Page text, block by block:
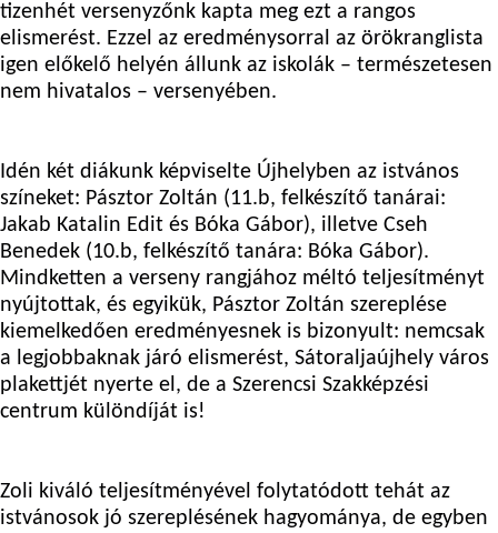
tizenhét versenyzőnk kapta meg ezt a rangos
elismerést. Ezzel az eredménysorral az örökranglista
igen előkelő helyén állunk az iskolák – természetesen
nem hivatalos – versenyében.
Idén két diákunk képviselte Újhelyben az istvános
színeket: Pásztor Zoltán (11.b, felkészítő tanárai:
Jakab Katalin Edit és Bóka Gábor), illetve Cseh
Benedek (10.b, felkészítő tanára: Bóka Gábor).
Mindketten a verseny rangjához méltó teljesítményt
nyújtottak, és egyikük, Pásztor Zoltán szereplése
kiemelkedően eredményesnek is bizonyult: nemcsak
a legjobbaknak járó elismerést, Sátoraljaújhely város
plakettjét nyerte el, de a Szerencsi Szakképzési
centrum különdíját is!
Zoli kiváló teljesítményével folytatódott tehát az
istvánosok jó szereplésének hagyománya, de egyben